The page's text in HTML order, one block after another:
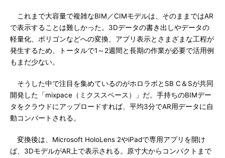
これまで大容量で複雑なBIM／CIMモデルは、そのままではAR
で表示することは難しかった。3Dデータの書き出しやデータの
軽量化、ポリゴンなどへの変換、アプリ表示とさまざまな工程が
発生するため、トータルで1～2週間と長期の作業が必要で活用例
もまだ少ない。
そうした中で注目を集めているのがホロラボとSB C＆Sが共同
開発した「mixpace（ミクススペース）」だ。手持ちのBIMデー
タをクラウドにアップロードすれば、平均3分でAR用データに自
動コンバートされる。
変換後は、Microsoft HoloLens 2やiPadで専用アプリを開け
ば、3DモデルがAR上で表示される。原寸大からコンパクトまで